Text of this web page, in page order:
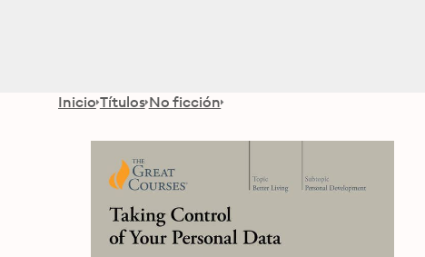
Inicio Títulos No ficción